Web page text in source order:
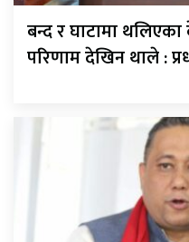
बन्द र घाटामा
परिणाम देखिन थाले :